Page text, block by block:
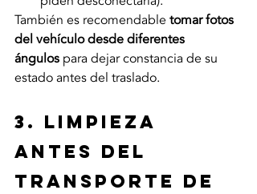
También es recomendable tomar fotos
del vehículo desde diferentes
ángulos para dejar constancia de su
estado antes del traslado.
3. LimpiezA
ANTES DEL
TRANSPORTE DE